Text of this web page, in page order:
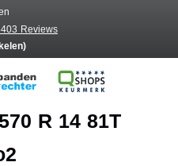
Reviews
R 14 81T